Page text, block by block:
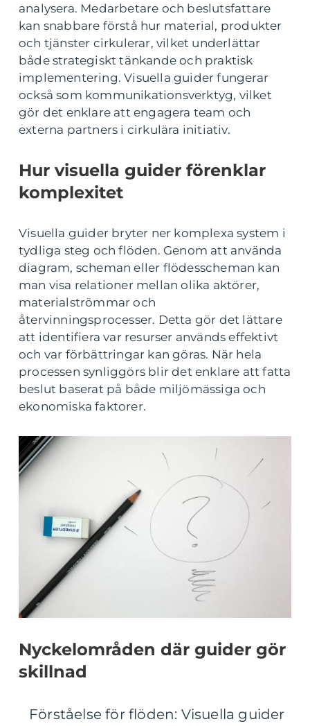
analysera. Medarbetare och beslutsfattare
kan snabbare förstå hur material, produkter
och tjänster cirkulerar, vilket underlättar
både strategiskt tänkande och praktisk
implementering. Visuella guider fungerar
också som kommunikationsverktyg, vilket
gör det enklare att engagera team och
externa partners i cirkulära initiativ.
Hur visuella guider förenklar
komplexitet
Visuella guider bryter ner komplexa system i
tydliga steg och flöden. Genom att använda
diagram, scheman eller flödesscheman kan
man visa relationer mellan olika aktörer,
materialströmmar och
återvinningsprocesser. Detta gör det lättare
att identifiera var resurser används effektivt
och var förbättringar kan göras. När hela
processen synliggörs blir det enklare att fatta
beslut baserat på både miljömässiga och
ekonomiska faktorer.
Nyckelområden där guider gör
skillnad
Förståelse för flöden: Visuella guider